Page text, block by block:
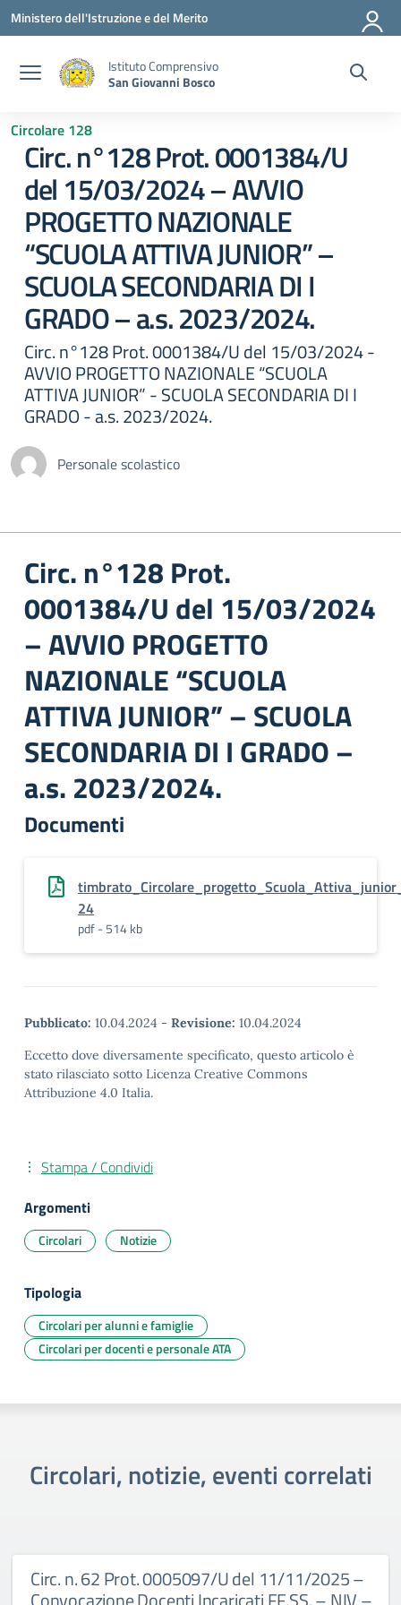
Vai ai contenuti
Vai al menu di navigazione
Vai al footer
Ministero dell'Istruzione e del Merito
Istituto Comprensivo
San Giovanni Bosco
Circolare 128
Circ. n°128 Prot. 0001384/U
del 15/03/2024 – AVVIO
PROGETTO NAZIONALE
“SCUOLA ATTIVA JUNIOR” –
SCUOLA SECONDARIA DI I
GRADO – a.s. 2023/2024.
Circ. n°128 Prot. 0001384/U del 15/03/2024 -
AVVIO PROGETTO NAZIONALE “SCUOLA
ATTIVA JUNIOR” - SCUOLA SECONDARIA DI I
GRADO - a.s. 2023/2024.
Personale scolastico
Circ. n°128 Prot.
0001384/U del 15/03/2024
– AVVIO PROGETTO
NAZIONALE “SCUOLA
ATTIVA JUNIOR” – SCUOLA
SECONDARIA DI I GRADO –
a.s. 2023/2024.
Documenti
24
pdf - 514 kb
Pubblicato: 10.04.2024 - Revisione: 10.04.2024
Eccetto dove diversamente specificato, questo articolo è
stato rilasciato sotto Licenza Creative Commons
Attribuzione 4.0 Italia.
Stampa / Condividi
Argomenti
Circolari Notizie
Tipologia
Circolari per alunni e famiglie
Circolari per docenti e personale ATA
Circolari, notizie, eventi correlati
Circ. n. 62 Prot. 0005097/U del 11/11/2025 –